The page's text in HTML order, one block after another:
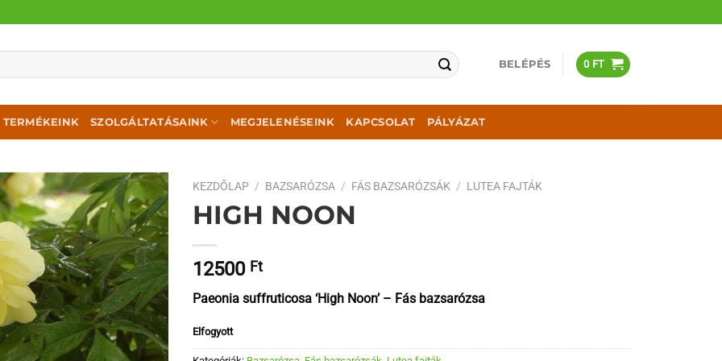
BELÉPÉS 0 FT
TERMÉKEINK SZOLGÁLTATÁSAINK MEGJELENÉSEINK KAPCSOLAT PÁLYÁZAT
KEZDŐLAP / BAZSARÓZSA / FÁS BAZSARÓZSÁK / LUTEA FAJTÁK
HIGH NOON
12500 Ft
Paeonia suffruticosa ‘High Noon’ – Fás bazsarózsa
Elfogyott